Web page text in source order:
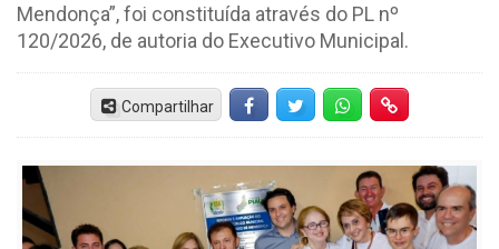
Mendonça”, foi constituída através do PL nº
120/2026, de autoria do Executivo Municipal.
Compartilhar FacebookTwitter Whatsapp